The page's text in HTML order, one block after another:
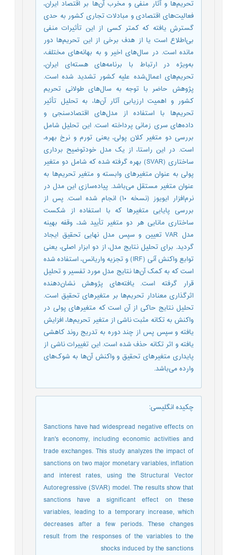
تحریم‌ها و آثار منفی و مخرب آن‌ها بر اقتصاد ایران،
فعالیت‌های اقتصادی و مبادلات تجاری کشور به حدی
گسترش یافته که کمتر کسی از این تأثیرات منفی
بی‌اطلاع است یا از هدف برخی از این تحریم‌ها دور
مانده است. در سال‌های اخیر و به بهانه‌های مختلف،
به‌ویژه در ارتباط با برنامه‌های هسته‌ای ایران،
تحریم‌های اعمال‌شده علیه کشور تشدید شده است.
پژوهش حاضر با توجه به سال‌های طولانی تحریم
کشور و اهمیت ارزیابی آثار آن‌ها، به تحلیل تأثیر
تحریم‌ها با استفاده از مدل‌های اقتصادسنجی و
داده‌های سری زمانی پرداخته است. این تحلیل شامل
بررسی دو متغیر کلان پولی، یعنی تورم و نرخ بهره،
است. در این راستا، از یک مدل خودتوضیح برداری
ساختاری (SVAR) بهره گرفته شده که شامل دو متغیر
پولی به عنوان متغیرهای وابسته و متغیر تحریم‌ها به
عنوان متغیر مستقل می‌باشد. پیاده‌سازی این مدل در
نرم‌افزار ایویوز (نسخه ۱۰) انجام شده است. پس از
بررسی پایایی متغیرها که با استفاده از شکست
ساختاری مانایی هر دو متغیر تأیید شد، وقفه بهینه
مدل VAR تعیین و سپس مدل نهایی تحقیق ایجاد
گردید. برای تحلیل نتایج مدل، از دو ابزار اصلی، یعنی
توابع واکنش آنی (IRF) و تجزیه واریانس، استفاده شده
است که به کمک آن‌ها نتایج مدل مورد تفسیر و تحلیل
قرار گرفته است. یافته‌های پژوهش نشان‌دهنده
اثرگذاری معنادار تحریم‌ها بر متغیرهای تحقیق است.
تحلیل نتایج حاکی از آن است که متغیرهای پولی در
واکنش به تکانه مثبت ناشی از متغیر تحریم‌ها، افزایش
یافته و سپس پس از چند دوره به تدریج روند کاهشی
یافته و اثر تکانه حذف شده است. این تغییرات ناشی از
پایداری متغیرهای تحقیق و واکنش آن‌ها به شوک‌های
وارده می‌باشد.
چکیده انگلیسی:
Sanctions have had widespread negative effects on
Iran's economy, including economic activities and
trade exchanges. This study analyzes the impact of
sanctions on two major monetary variables, inflation
and interest rates, using the Structural Vector
Autoregressive (SVAR) model. The results show that
sanctions have a significant effect on these
variables, leading to a temporary increase, which
decreases after a few periods. These changes
result from the responses of the variables to the
shocks induced by the sanctions